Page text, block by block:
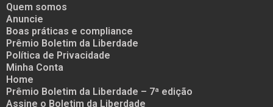
Quem somos
Anuncie
Boas práticas e compliance
Prêmio Boletim da Liberdade
Política de Privacidade
Minha Conta
Home
Prêmio Boletim da Liberdade – 7ª edição
Assine o Boletim da Liberdade